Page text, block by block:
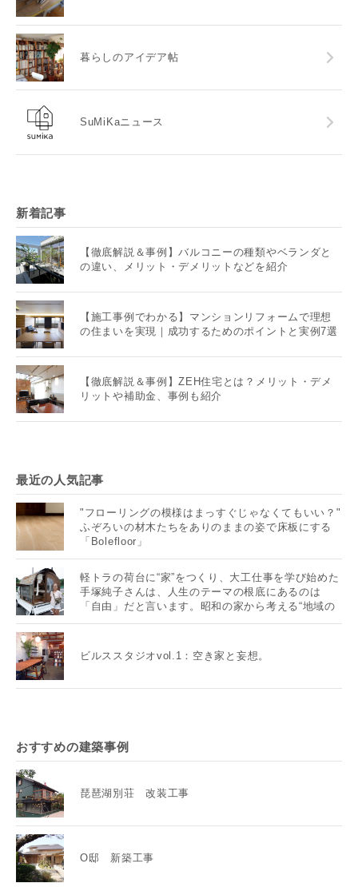
暮らしのアイデア帖
SuMiKaニュース
新着記事
【徹底解説＆事例】バルコニーの種類やベランダと
の違い、メリット・デメリットなどを紹介
【施工事例でわかる】マンションリフォームで理想
の住まいを実現｜成功するためのポイントと実例7選
【徹底解説＆事例】ZEH住宅とは？メリット・デメ
リットや補助金、事例も紹介
最近の人気記事
"フローリングの模様はまっすぐじゃなくてもいい？"
ふぞろいの材木たちをありのままの姿で床板にする
「Bolefloor」
軽トラの荷台に“家”をつくり、大工仕事を学び始めた
手塚純子さんは、人生のテーマの根底にあるのは
「自由」だと言います。昭和の家から考える“地域の
未来”とは？
ビルススタジオvol.1：空き家と妄想。
おすすめの建築事例
琵琶湖別荘 改装工事
O邸 新築工事